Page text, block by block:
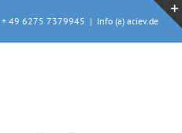
+ 49 6275 7379945 | Info (a) aciev.de